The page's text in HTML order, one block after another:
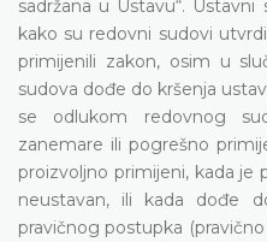
sadržana u Ustavu“.
kako su redovni sudovi
primijenili zakon, osim u
sudova dođe do kršenja
se odlukom redovnog
zanemare ili pogrešno
proizvoljno primijeni, kada je
neustavan, ili kada dođe
pravičnog postupka